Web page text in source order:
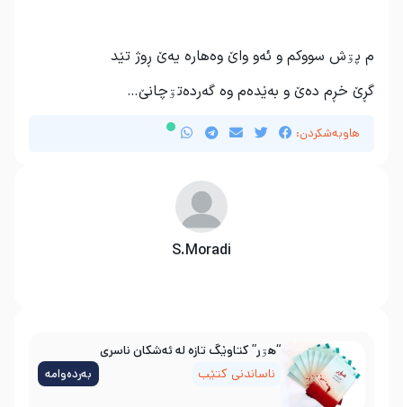
م پۊش سووکم و ئه‌و واێ وه‌هاره‌ یه‌ێ ڕوژ تێد
گڕێ خڕم ده‌ێ و به‌ێده‌م وه‌ گه‌رده‌تۊچانێ…
هاوبەشکردن:
S.Moradi
“هۊر” کتاوێگ تازە لە ئەشکان ناسری
ناساندنی کتێب
بەردەوامە